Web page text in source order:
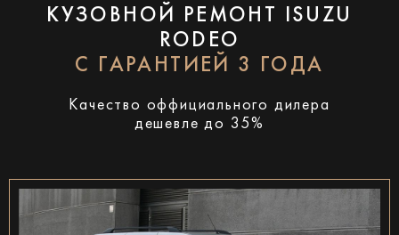
КУЗОВНОЙ РЕМОНТ ISUZU
RODEO
С ГАРАНТИЕЙ 3 ГОДА
Качество оффициального дилера
дешевле до 35%